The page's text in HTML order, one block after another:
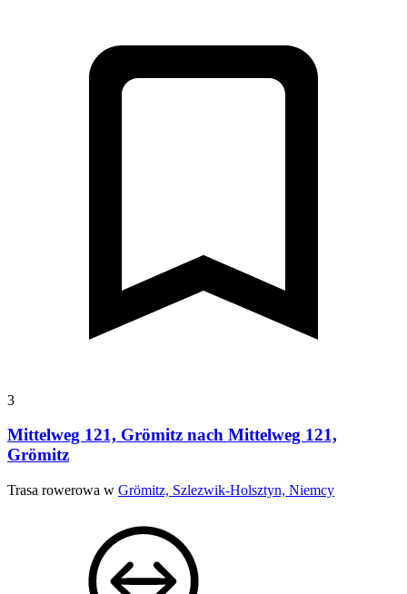
3
Mittelweg 121, Grömitz nach Mittelweg 121,
Grömitz
Trasa rowerowa w Grömitz, Szlezwik-Holsztyn, Niemcy